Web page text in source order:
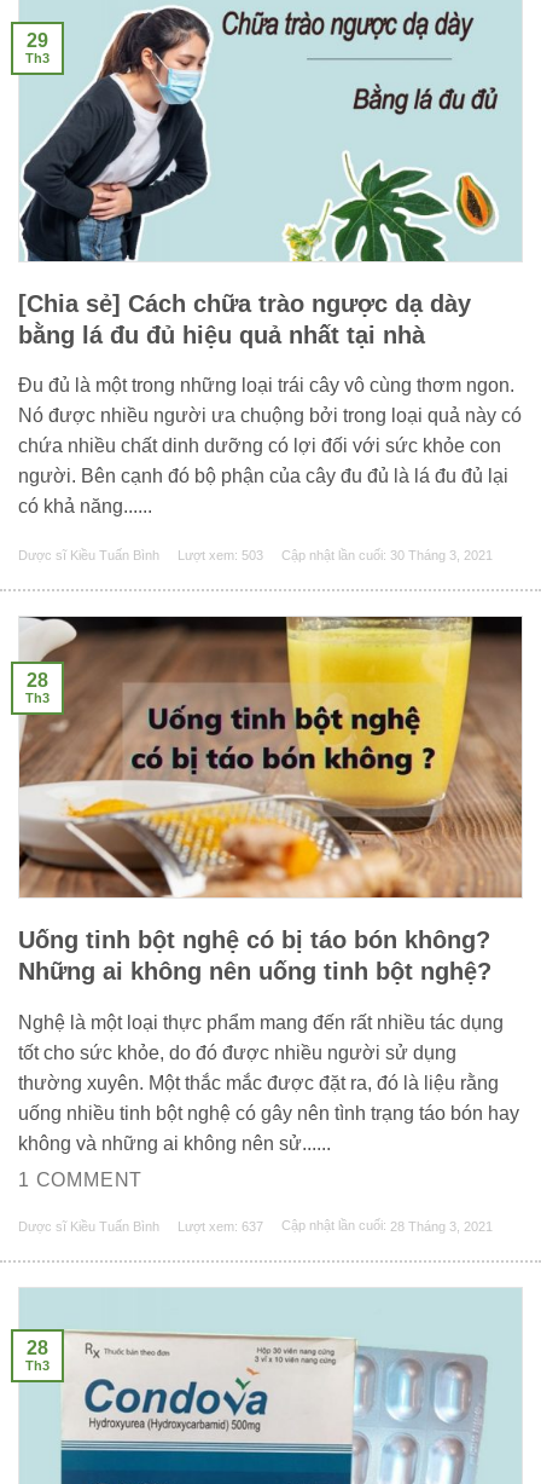
[Chia sẻ] Cách chữa trào ngược dạ dày
bằng lá đu đủ hiệu quả nhất tại nhà
Đu đủ là một trong những loại trái cây vô cùng thơm ngon.
Nó được nhiều người ưa chuộng bởi trong loại quả này có
chứa nhiều chất dinh dưỡng có lợi đối với sức khỏe con
người. Bên cạnh đó bộ phận của cây đu đủ là lá đu đủ lại
có khả năng......
Dược sĩ Kiều Tuấn Bình Lượt xem: 503 Cập nhật lần cuối: 30 Tháng 3, 2021
29
Th3
Uống tinh bột nghệ có bị táo bón không?
Những ai không nên uống tinh bột nghệ?
Nghệ là một loại thực phẩm mang đến rất nhiều tác dụng
tốt cho sức khỏe, do đó được nhiều người sử dụng
thường xuyên. Một thắc mắc được đặt ra, đó là liệu rằng
uống nhiều tinh bột nghệ có gây nên tình trạng táo bón hay
không và những ai không nên sử......
1 COMMENT
Dược sĩ Kiều Tuấn Bình Lượt xem: 637 Cập nhật lần cuối: 28 Tháng 3, 2021
28
Th3
28
Th3